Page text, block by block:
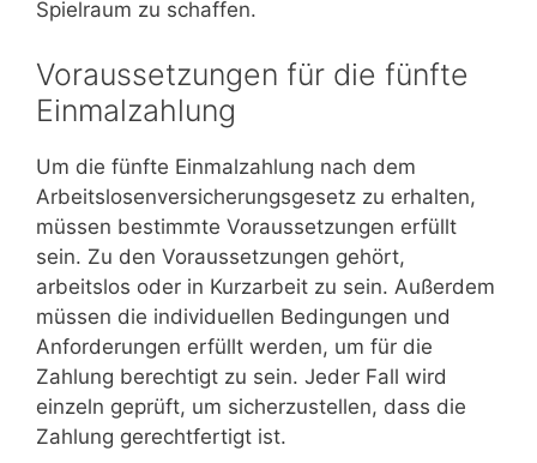
Spielraum zu schaffen.
Voraussetzungen für die fünfte
Einmalzahlung
Um die fünfte Einmalzahlung nach dem
Arbeitslosenversicherungsgesetz zu erhalten,
müssen bestimmte Voraussetzungen erfüllt
sein. Zu den Voraussetzungen gehört,
arbeitslos oder in Kurzarbeit zu sein. Außerdem
müssen die individuellen Bedingungen und
Anforderungen erfüllt werden, um für die
Zahlung berechtigt zu sein. Jeder Fall wird
einzeln geprüft, um sicherzustellen, dass die
Zahlung gerechtfertigt ist.